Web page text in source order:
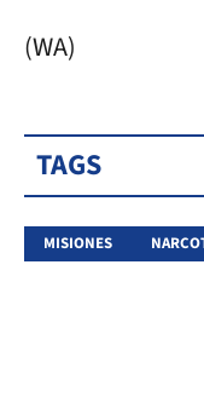
(WA)
TAGS
MISIONES